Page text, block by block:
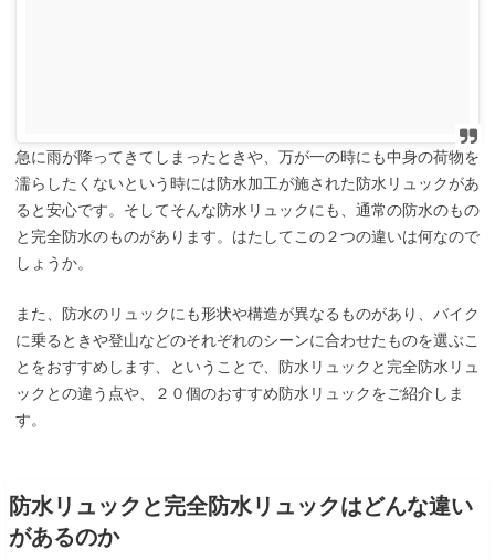
急に雨が降ってきてしまったときや、万が一の時にも中身の荷物を
濡らしたくないという時には防水加工が施された防水リュックがあ
ると安心です。そしてそんな防水リュックにも、通常の防水のもの
と完全防水のものがあります。はたしてこの２つの違いは何なので
しょうか。
また、防水のリュックにも形状や構造が異なるものがあり、バイク
に乗るときや登山などのそれぞれのシーンに合わせたものを選ぶこ
とをおすすめします、ということで、防水リュックと完全防水リュ
ックとの違う点や、２０個のおすすめ防水リュックをご紹介しま
す。
防水リュックと完全防水リュックはどんな違い
があるのか